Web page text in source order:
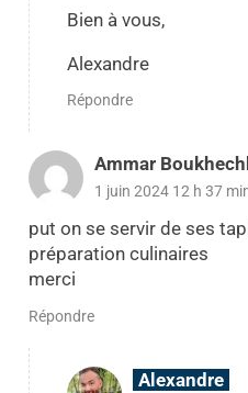
Bien à vous,
Alexandre
Répondre
Ammar
1 juin 2024 12 h 37
put on se servir de ses
préparation culinaires
merci
Répondre
Alexandre